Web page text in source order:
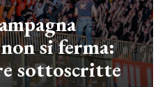
si ferma:
sottoscritte